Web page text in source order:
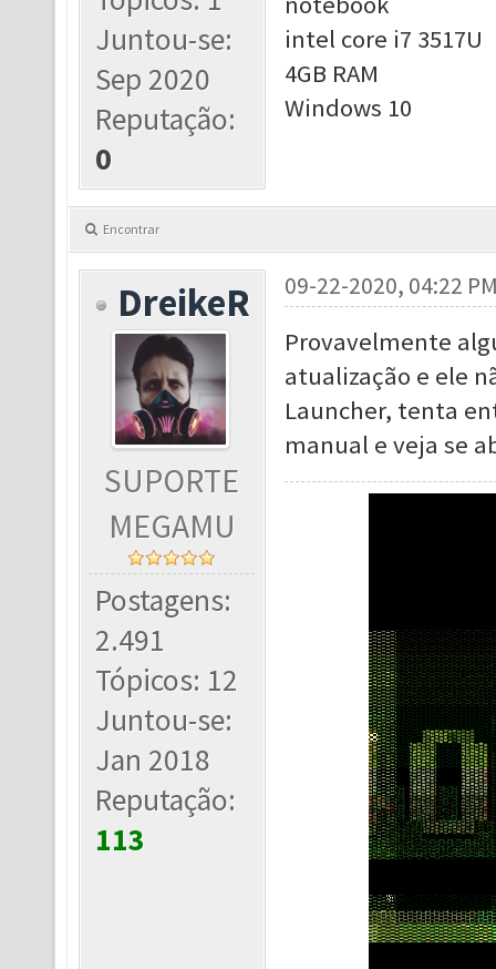
Juntou-se:
Sep 2020
Reputação:
0
intel core i7 3517U
4GB RAM
Windows 10
Encontrar
DreikeR
SUPORTE
MEGAMU
Postagens:
2.491
Tópicos: 12
Juntou-se:
Jan 2018
Reputação:
113
09-22-2020, 04:22
Provavelmente
atualização e ele
Launcher, tenta
manual e veja se